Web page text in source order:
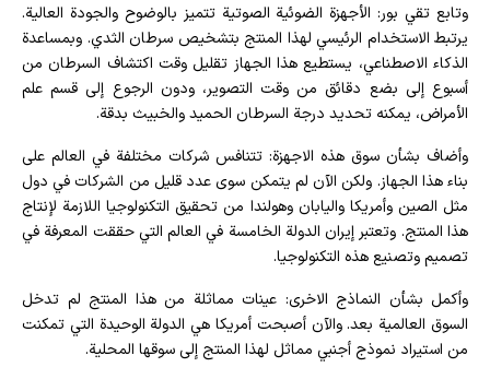
وتابع تقي بور: الأجهزة الضوئية الصوتية تتميز بالوضوح والجودة العالية.
يرتبط الاستخدام الرئيسي لهذا المنتج بتشخيص سرطان الثدي. وبمساعدة
الذكاء الاصطناعي، يستطيع هذا الجهاز تقليل وقت اكتشاف السرطان من
أسبوع إلى بضع دقائق من وقت التصوير، ودون الرجوع إلى قسم علم
الأمراض، يمكنه تحديد درجة السرطان الحميد والخبيث بدقة.
وأضاف بشأن سوق هذه الاجهزة: تتنافس شركات مختلفة في العالم على
بناء هذا الجهاز. ولكن الآن لم يتمكن سوى عدد قليل من الشركات في دول
مثل الصين وأمريكا واليابان وهولندا من تحقيق التكنولوجيا اللازمة لإنتاج
هذا المنتج. وتعتبر إيران الدولة الخامسة في العالم التي حققت المعرفة في
تصميم وتصنيع هذه التكنولوجيا.
وأكمل بشأن النماذج الاخرى: عينات مماثلة من هذا المنتج لم تدخل
السوق العالمية بعد. والآن أصبحت أمريكا هي الدولة الوحيدة التي تمكنت
من استيراد نموذج أجنبي مماثل لهذا المنتج إلى سوقها المحلية.